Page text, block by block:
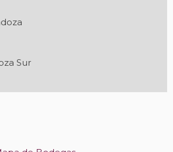
Sur